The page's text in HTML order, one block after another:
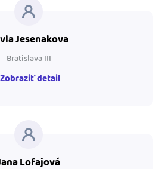
Jesenakova
Bratislava III
Zobraziť detail
Lofajová